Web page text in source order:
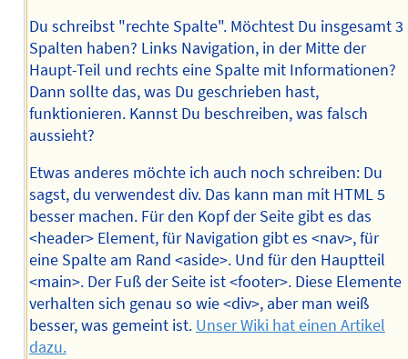
Du schreibst "rechte Spalte". Möchtest Du insgesamt 3
Spalten haben? Links Navigation, in der Mitte der
Haupt-Teil und rechts eine Spalte mit Informationen?
Dann sollte das, was Du geschrieben hast,
funktionieren. Kannst Du beschreiben, was falsch
aussieht?
Etwas anderes möchte ich auch noch schreiben: Du
sagst, du verwendest div. Das kann man mit HTML 5
besser machen. Für den Kopf der Seite gibt es das
<header> Element, für Navigation gibt es <nav>, für
eine Spalte am Rand <aside>. Und für den Hauptteil
<main>. Der Fuß der Seite ist <footer>. Diese Elemente
verhalten sich genau so wie <div>, aber man weiß
besser, was gemeint ist. Unser Wiki hat einen Artikel
dazu.